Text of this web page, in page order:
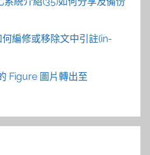
編修或移除文中引註(in-
Figure 圖片轉出至